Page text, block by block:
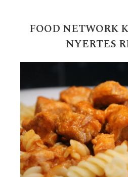
Köret
Leves receptek
Nyári receptek
Szilveszteri receptek
Sütemények, süti receptek
Tojásételek
Tészta
Tészták
Vasárnapi
Vendégváró sütemények
Zöldséges ételek
Ünnepi